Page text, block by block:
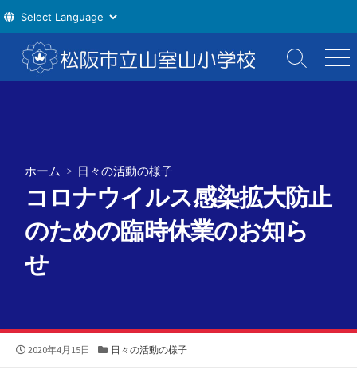
テ
検
索
メ
ニ
ホーム > 日々の活動の様子
コロナウイルス感染拡大防止
のための臨時休業のお知ら
せ
公
2020年4月15日
カ
日々の活動の様子